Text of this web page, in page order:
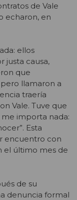
de Vale
echaron, en
ellos
justa causa,
que
llamaron a
traería
Vale. Tuve que
importa nada:
Esta
encuentro con
el último mes de
de su
denuncia formal